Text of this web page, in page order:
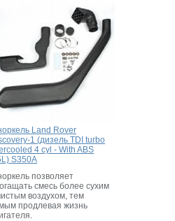
Land Rover
1 (дизель TDI turbo
4 cyl - With ABS
S350A
позволяет
смесь более сухим
воздухом, тем
продлевая жизнь